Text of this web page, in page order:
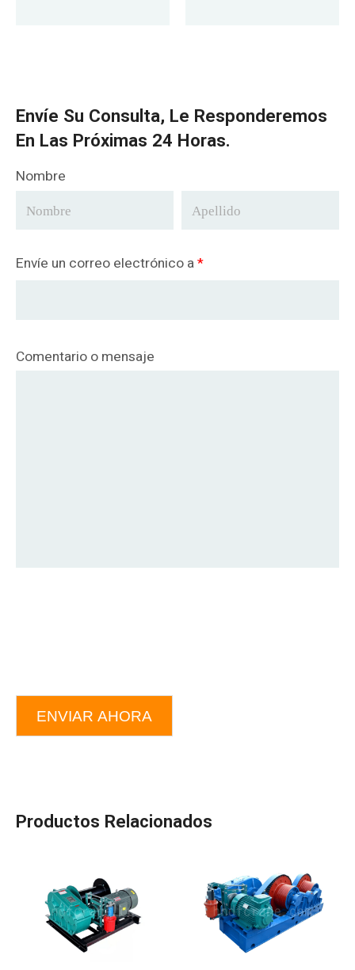
Envíe Su Consulta, Le Responderemos
En Las Próximas 24 Horas.
Nombre
Envíe un correo electrónico a*
Comentario o mensaje
ENVIAR AHORA
Productos Relacionados